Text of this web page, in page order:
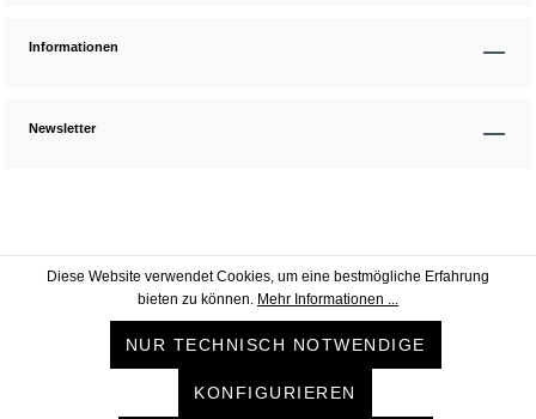
Informationen
Newsletter
Diese Website verwendet Cookies, um eine bestmögliche Erfahrung
bieten zu können. Mehr Informationen ...
NUR TECHNISCH NOTWENDIGE
KONFIGURIEREN